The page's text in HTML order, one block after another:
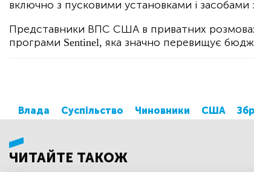
включно з пусковими установками і засобами
Представники ВПС США в приватних
програми Sentinel, яка значно перевищує
Влада Суспільство Чиновники США
ЧИТАЙТЕ ТАКОЖ